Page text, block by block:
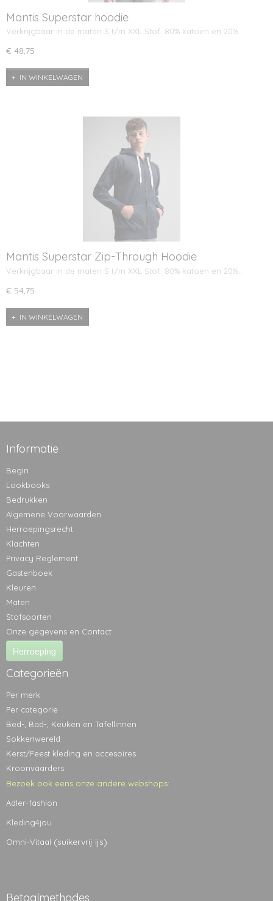
Mantis Superstar hoodie
Verkrijgbaar in de maten S t/m XXL Stof: 80% katoen en 20%…
€ 48,75
IN WINKELWAGEN
Mantis Superstar Zip-Through Hoodie
Verkrijgbaar in de maten S t/m XXL Stof: 80% katoen en 20%…
€ 54,75
IN WINKELWAGEN
Informatie
Begin
Lookbooks
Bedrukken
Algemene Voorwaarden
Herroepingsrecht
Klachten
Privacy Reglement
Gastenboek
Kleuren
Maten
Stofsoorten
Onze gegevens en Contact
Herroeping
Categorieën
Per merk
Per categorie
Bed-, Bad-, Keuken en Tafellinnen
Sokkenwereld
Kerst/Feest kleding en accesoires
Kroonvaarders
Bezoek ook eens onze andere webshops:
Adler-fashion
Kleding4jou
Omni-Vitaal (suikervrij ijs)
Betaalmethodes